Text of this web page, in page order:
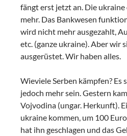
fängt erst jetzt an. Die
mehr. Das Bankwesen
wird nicht mehr ausgezahlt,
etc. (ganze ukraine). Aber wir
ausgerüstet. Wir haben alles.
Wieviele Serben kämpfen? Es
jedoch mehr sein. Gestern
Vojvodina (ungar. Herkunft).
ukraine kommen, um 100
hat ihn geschlagen und das